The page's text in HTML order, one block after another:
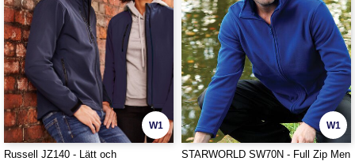
W1
Russell JZ140 - Lätt och
W1
STARWORLD SW70N - Full Zip Men